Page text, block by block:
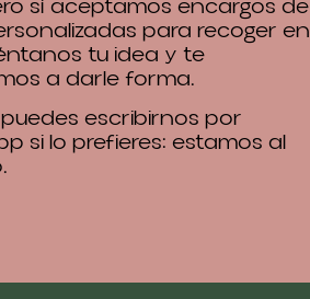
para recoger en
tu idea y te
a darle forma.
escribirnos por
si lo prefieres: estamos al